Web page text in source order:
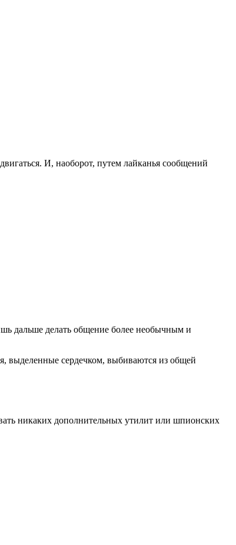
И, наоборот, путем лайканья сообщений
дальше делать общение более необычным и
выделенные сердечком, выбиваются из общей
никаких дополнительных утилит или шпионских